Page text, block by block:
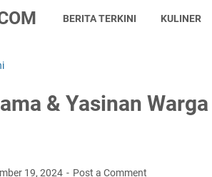
BERITA TERKINI KULINER
& Yasinan
19, 2024 Post a Comment